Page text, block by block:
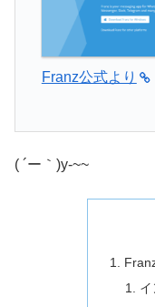
Franz公式より
( ´ー｀)y-~~